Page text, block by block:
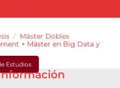
Máster Dobles
+ Máster en Big Data y
Estudios